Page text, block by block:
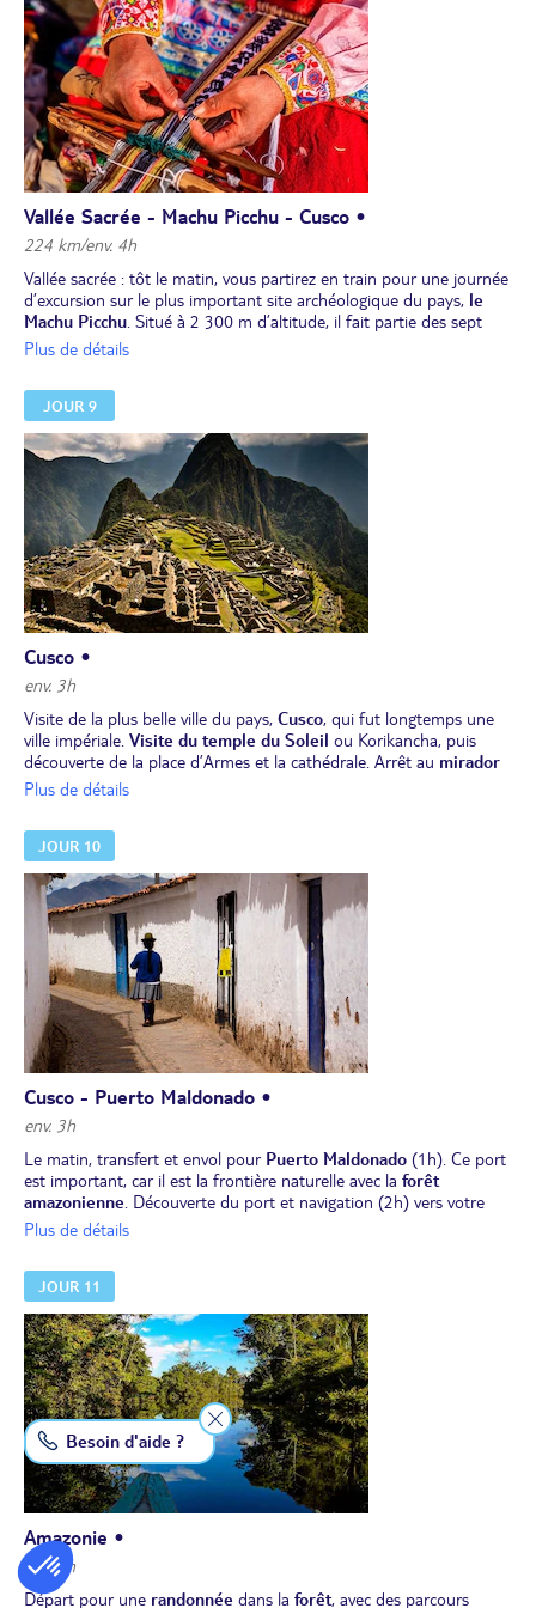
Dîner et nuit à votre hôtel.
Vallée Sacrée - Machu Picchu - Cusco •
224 km/env. 4h
Vallée sacrée : tôt le matin, vous partirez en train pour une journée
d’excursion sur le plus important site archéologique du pays, le
Machu Picchu . Situé à 2 300 m d’altitude, il fait partie des sept
merveilles du monde moderne.
compagnie d'un guide expert du site archéologique. Ce site fut
redécouvert en 1911 par l’historien américain Hiram Bingham. Cité
perdue entourée de nombreux mystères, le Machu Picchu est un
hymne à la beauté.
Déjeuner au village d’Aguas Calientes. Retour en
Ollantaytambo. Transfert à Cusco.
Dîner et nuit à l’hôtel.
Plus de détails
JOUR 9
Cusco •
env. 3h
Visite de la plus belle ville du pays, Cusco, qui fut longtemps une
ville impériale. Visite du temple du Soleil ou Korikancha, puis
découverte de la place d’Armes et la cathédrale. Arrêt au mirador
San Cristobalpour admirer la vue complète de la ville. Visite,
Kenko et Puca Pucara
Déjeuner à l’hôtel.
Temps libre l’après-midi pour découvrir Cusco à votre guise.
Dîner et nuit à l’hôtel.
Plus de détails
JOUR 10
Cusco - Puerto Maldonado •
env. 3h
Le matin, transfert et envol pour Puerto Maldonado (1h). Ce port
est important, car il est la frontière naturelle avec la forêt
amazonienne . Découverte du port et navigation (2h) vers votre
logde pour 2 nuits. Vous aurez déjà un premier aperçu de la flore...
Au cours de l'après-midi,
petite lagune où se trouvent différentes espèces de caïmans.
Dîner et nuit au lodge.
Plus de détails
JOUR 11
Amazonie •
env. 3h
Départ pour une randonnée dans la forêt, avec des parcours
Besoin d'aide ?